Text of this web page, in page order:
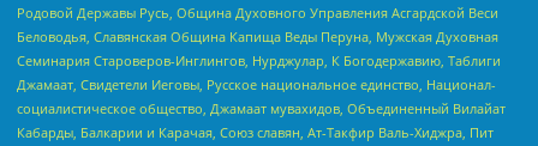
Родовой Державы Русь, Община Духовного Управления Асгардской Веси
Беловодья, Славянская Община Капища Веды Перуна, Мужская Духовная
Семинария Староверов-Инглингов, Нурджулар, К Богодержавию, Таблиги
Джамаат, Свидетели Иеговы, Русское национальное единство, Национал-
социалистическое общество, Джамаат мувахидов, Объединенный Вилайат
Кабарды, Балкарии и Карачая, Союз славян, Ат-Такфир Валь-Хиджра, Пит